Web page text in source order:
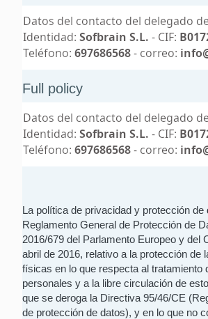
Full policy
La política de privacidad y protección de
Reglamento General de Protección de
2016/679 del Parlamento Europeo y del
abril de 2016, relativo a la protección de
físicas en lo que respecta al tratamiento
personales y a la libre circulación de
que se deroga la Directiva 95/46/CE
de protección de datos), y en lo que no